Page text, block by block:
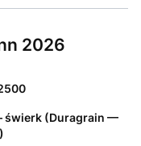
2026
świerk (Duragrain —